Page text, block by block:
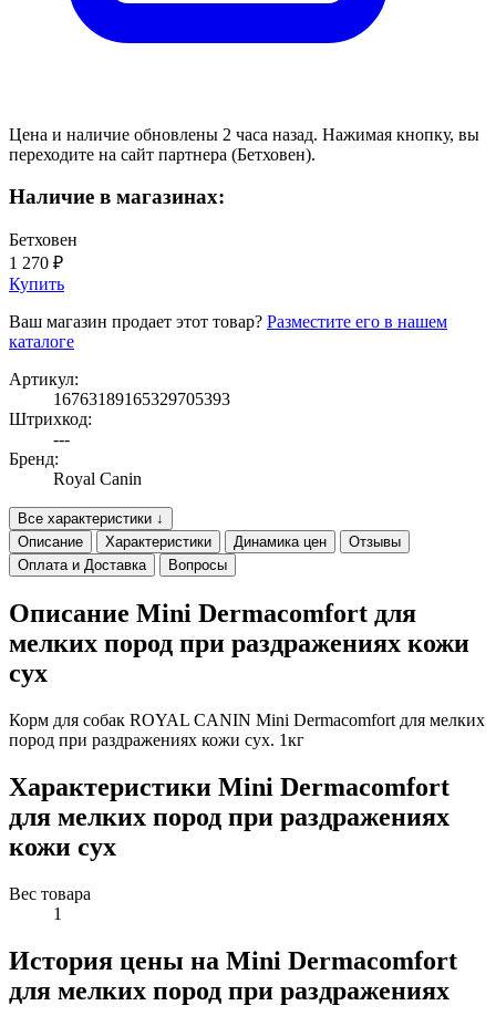
Цена и наличие обновлены 2 часа назад. Нажимая кнопку, вы
переходите на сайт партнера (Бетховен).
Наличие в магазинах:
Бетховен
1 270 ₽
Купить
Ваш магазин продает этот товар? Разместите его в нашем
каталоге
Артикул:
16763189165329705393
Штрихкод:
---
Бренд:
Royal Canin
Все характеристики ↓
Описание
Характеристики Динамика цен
Отзывы
Оплата и Доставка
Вопросы
Описание Mini Dermacomfort для
мелких пород при раздражениях кожи
сух
Корм для собак ROYAL CANIN Mini Dermacomfort для мелких
пород при раздражениях кожи сух. 1кг
Характеристики Mini Dermacomfort
для мелких пород при раздражениях
кожи сух
Вес товара
1
История цены на Mini Dermacomfort
для мелких пород при раздражениях